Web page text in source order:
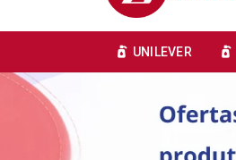
UNILEVER